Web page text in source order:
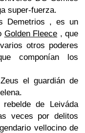
super-fuerza.
Demetrios , es un
Golden Fleece , que
otros poderes
componían los
el guardián de
de Leiváda
veces por delitos
vellocino de